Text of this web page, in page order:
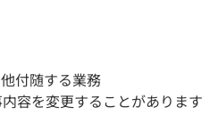
付随する業務
容を変更することがあります